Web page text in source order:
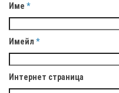
Име *
Имейл *
Интернет страница